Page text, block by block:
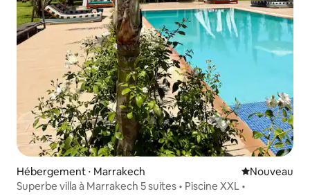
Hébergement ⋅ Marrakech Nouvel
Nouveau
Superbe villa à Marrakech 5 suites • Piscine XXL •